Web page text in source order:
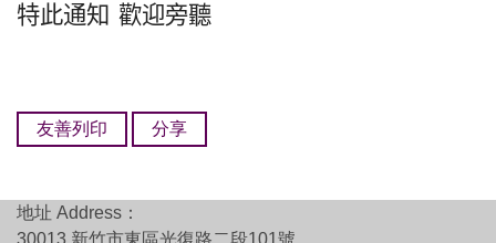
特此通知 歡迎旁聽
友善列印 分享
地址 Address：
30013 新竹市東區光復路二段101號